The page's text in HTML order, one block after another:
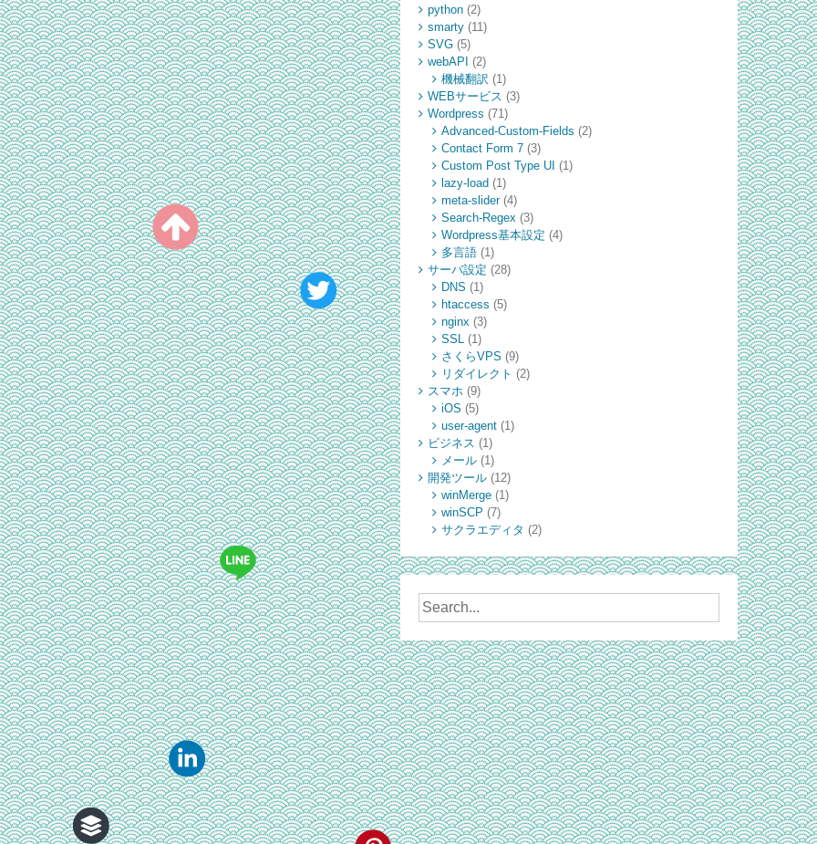
python(2)
smarty(11)
SVG(5)
webAPI
(2)
機械翻訳 (1)
WEBサービス (3)
Wordpress (71)
Advanced-Custom-Fields (2)
Contact Form 7(3)
Custom Post Type UI (1)
lazy-load (1)
meta-slider(4)
Search-Regex (3)
Wordpress基本設定 (4)
多言語(1)
サーバ設定 (28)
DNS (1)
htaccess (5)
nginx (3)
SSL
(1)
さくらVPS (9)
リダイレクト (2)
スマホ (9)
iOS (5)
user-agent(1)
ビジネス (1)
メール(1)
開発ツール(12)
winMerge(1)
winSCP (7)
サクラエディタ (2)